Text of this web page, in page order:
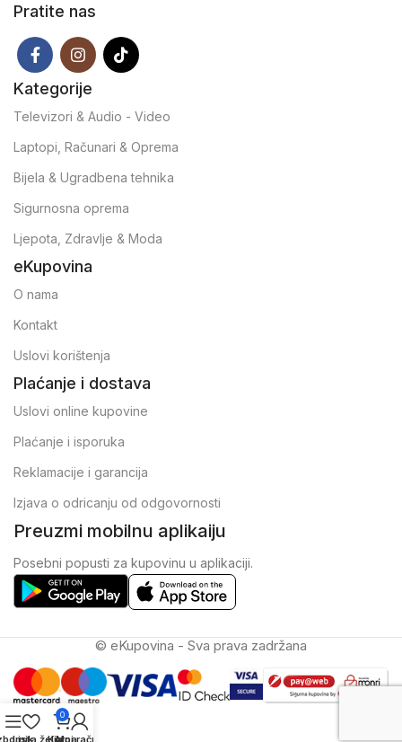
Pratite nas
Kategorije
Televizori & Audio - Video
Laptopi, Računari & Oprema
Bijela & Ugradbena tehnika
Sigurnosna oprema
Ljepota, Zdravlje & Moda
eKupovina
O nama
Kontakt
Uslovi korištenja
Plaćanje i dostava
Uslovi online kupovine
Plaćanje i isporuka
Reklamacije i garancija
Izjava o odricanju od odgovornosti
Preuzmi mobilnu aplikaiju
Posebni popusti za kupovinu u aplikaciji.
© eKupovina - Sva prava zadržana
Lista želja
0
Korpa
Moj račun